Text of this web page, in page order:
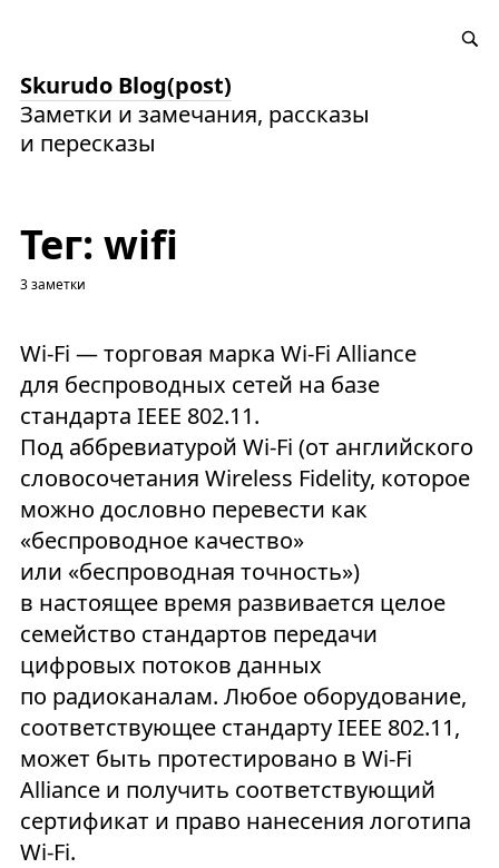
Skurudo Blog(post)
Заметки и замечания, рассказы
и пересказы
Тег: wifi
3 заметки
Wi-Fi — торговая марка Wi-Fi Alliance
для беспроводных сетей на базе
стандарта IEEE 802.11.
Под аббревиатурой Wi-Fi (от английского
словосочетания Wireless Fidelity, которое
можно дословно перевести как
«беспроводное качество»
или «беспроводная точность»)
в настоящее время развивается целое
семейство стандартов передачи
цифровых потоков данных
по радиоканалам. Любое оборудование,
соответствующее стандарту IEEE 802.11,
может быть протестировано в Wi-Fi
Alliance и получить соответствующий
сертификат и право нанесения логотипа
Wi-Fi.